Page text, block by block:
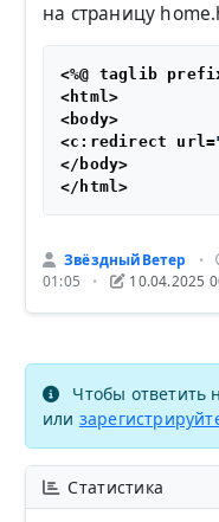
на страницу
<%@ taglib
<html>
<body>
<c:redirect url=
</body>
ЗвёздныйВетер •
01:05
• 10.04.2025
Чтобы ответить
или
Статистика